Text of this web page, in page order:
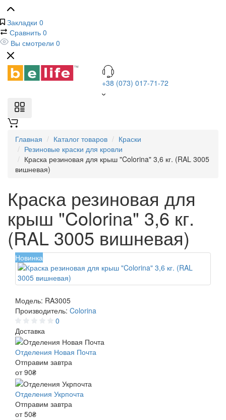
Закладки 0
Сравнить 0
Вы смотрели 0
+38 (073) 017-71-72
Главная Каталог товаров
Краски
Резиновые краски для кровли
Краска резиновая для крыш "Colorina" 3,6 кг. (RAL 3005
вишневая)
Краска резиновая для
крыш "Colorina" 3,6 кг.
(RAL 3005 вишневая)
Новинка
Модель: RA3005
Производитель: Colorina
0
Доставка
Отделения Новая Почта
Отправим завтра
от 90₴
Отделения Укрпочта
Отправим завтра
от 50₴